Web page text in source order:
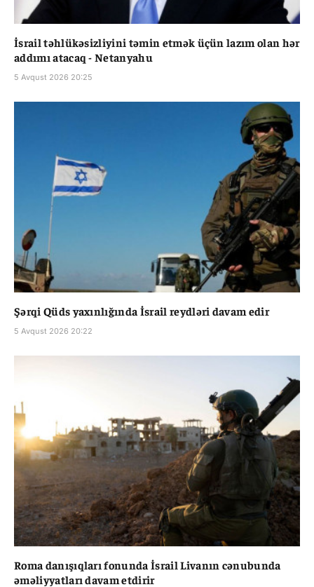
İsrail təhlükəsizliyini təmin etmək üçün lazım olan hər
addımı atacaq - Netanyahu
5 Avqust 2026 20:25
Şərqi Qüds yaxınlığında İsrail reydləri davam edir
5 Avqust 2026 20:22
Roma danışıqları fonunda İsrail Livanın cənubunda
əməliyyatları davam etdirir